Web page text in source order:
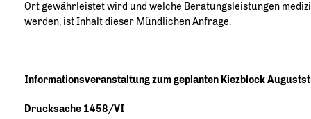
Ort gewährleistet wird und welche Beratungsleistungen
werden, ist Inhalt dieser Mündlichen Anfrage.
Informationsveranstaltung zum geplanten Kiezblock
Drucksache 1458/VI